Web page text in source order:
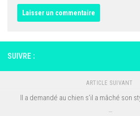
SUIVRE :
ARTICLE SUIVANT
Il a demandé au chien s’il a mâché son
…